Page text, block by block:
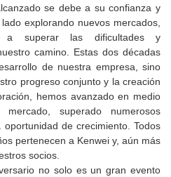
se debe a su confianza y
explorando nuevos mercados,
a superar las dificultades y
camino. Estas dos décadas
de nuestra empresa, sino
progreso conjunto y la creación
hemos avanzado en medio
superado numerosos
de crecimiento. Todos
pertenecen a Kenwei y, aún más
socios.
no solo es un gran evento